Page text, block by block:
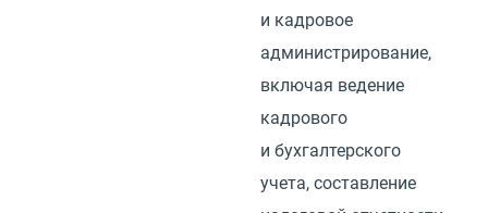
и кадровое
администрирование,
включая ведение
кадрового
и бухгалтерского
учета, составление